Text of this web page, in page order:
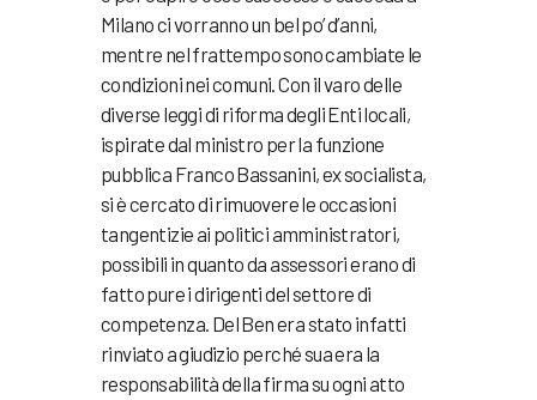
Milano ci vorranno un bel po’ d’anni,
mentre nel frattempo sono cambiate le
condizioni nei comuni. Con il varo delle
diverse leggi di riforma degli Enti locali,
ispirate dal ministro per la funzione
pubblica Franco Bassanini, ex socialista,
si è cercato di rimuovere le occasioni
tangentizie ai politici amministratori,
possibili in quanto da assessori erano di
fatto pure i dirigenti del settore di
competenza. Del Ben era stato infatti
rinviato a giudizio perché sua era la
responsabilità della firma su ogni atto